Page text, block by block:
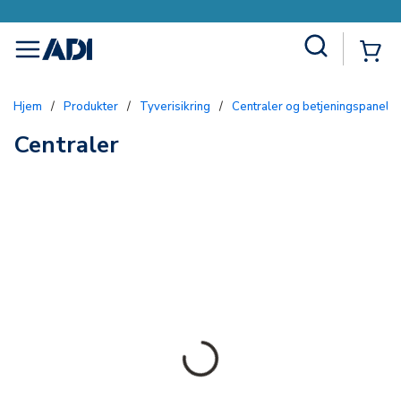
menu
Hjem / Produkter / Tyverisikring / Centraler og betjeningspaneler
Centraler